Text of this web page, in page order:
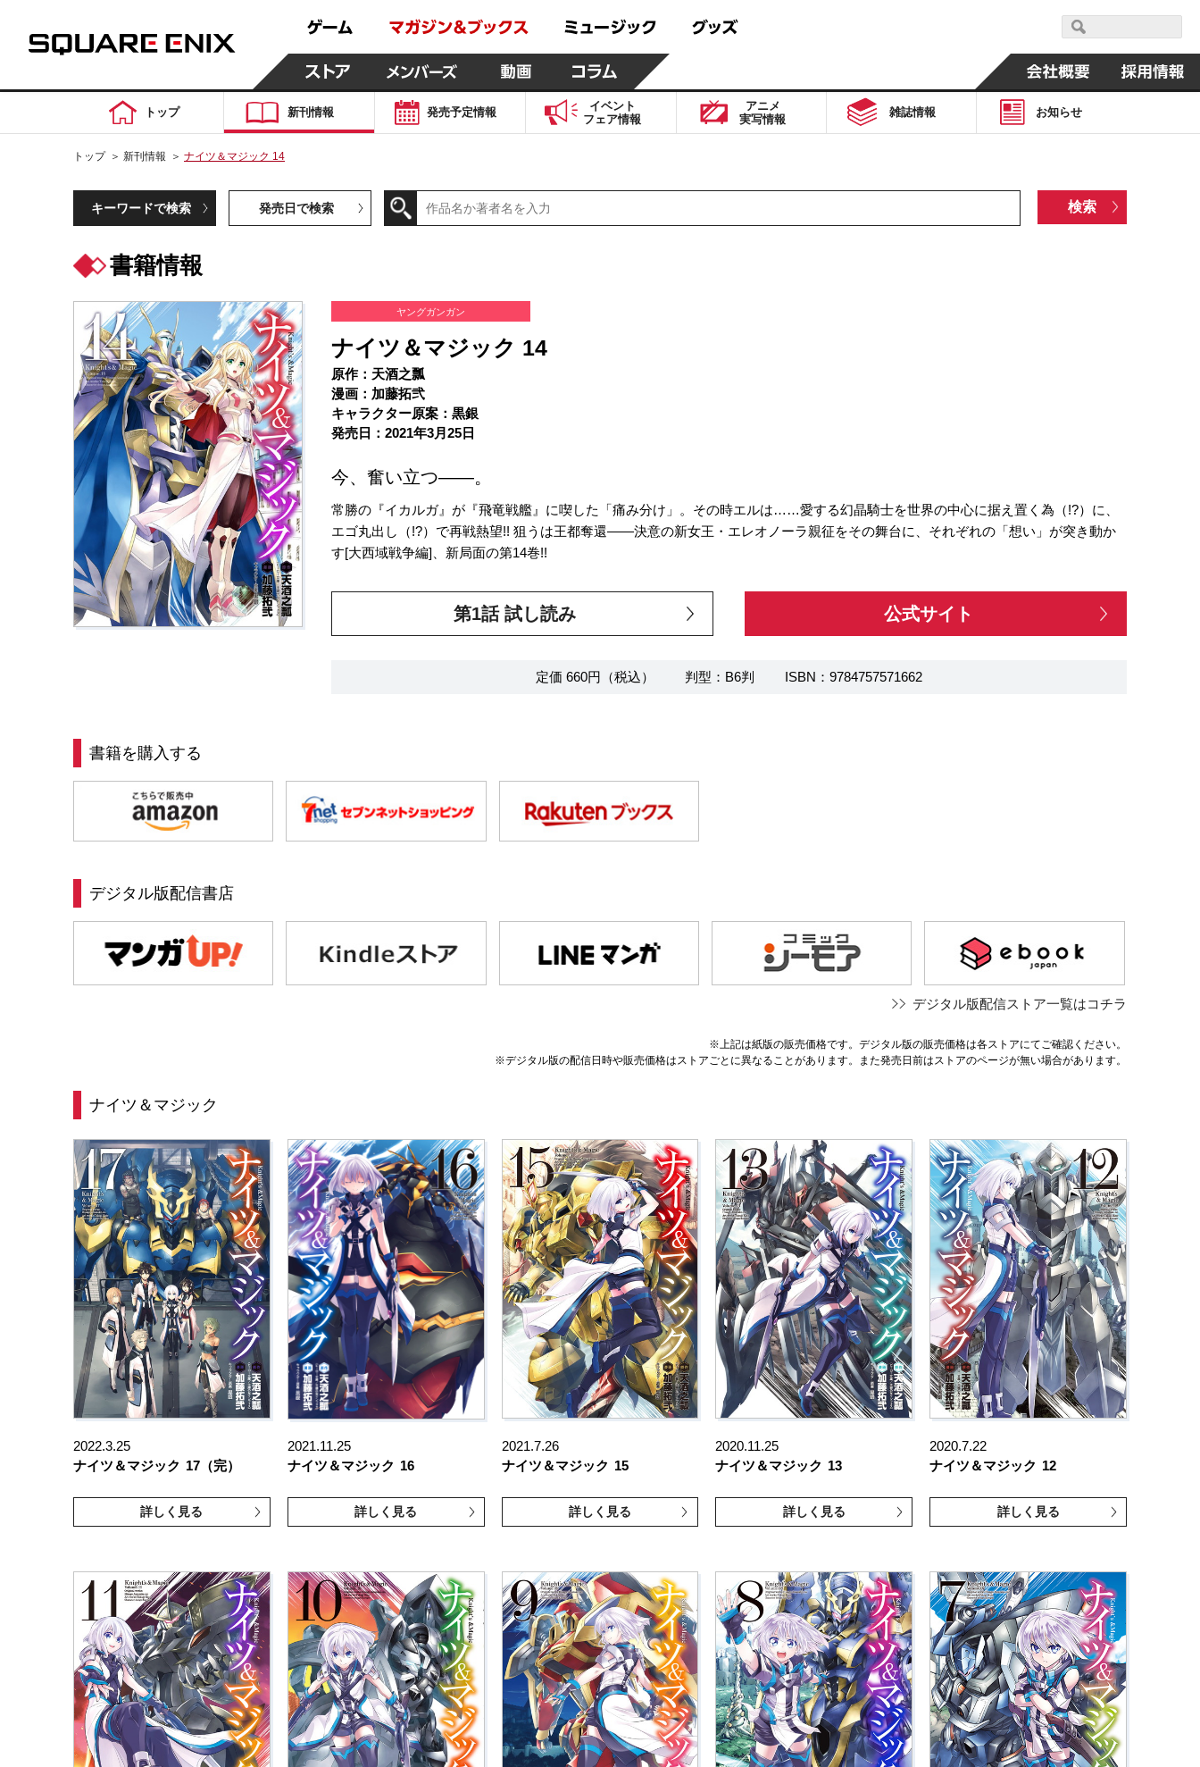
トップ 新刊情報 発売予定情報
イベント
フェア情報
アニメ
実写情報
雑誌情報 お知らせ
トップ ＞ 新刊情報 ＞ ナイツ＆マジック 14
キーワードで検索 発売日で検索
書籍情報
ヤングガンガン
ナイツ＆マジック 14
原作：天酒之瓢
漫画：加藤拓弐
キャラクター原案：黒銀
発売日：2021年3月25日
今、奮い立つ――。
常勝の『イカルガ』が『飛竜戦艦』に喫した「痛み分け」。その時エルは……愛する幻晶騎士を世界の中心に据え置く為（!?）に、
エゴ丸出し（!?）で再戦熱望!! 狙うは王都奪還――決意の新女王・エレオノーラ親征をその舞台に、それぞれの「想い」が突き動か
す[大西域戦争編]、新局面の第14巻!!
第1話 試し読み 公式サイト
定価 660円（税込） 判型：B6判 ISBN：9784757571662
書籍を購入する
デジタル版配信書店
デジタル版配信ストア一覧はコチラ
※上記は紙版の販売価格です。デジタル版の販売価格は各ストアにてご確認ください。
※デジタル版の配信日時や販売価格はストアごとに異なることがあります。また発売日前はストアのページが無い場合があります。
ナイツ＆マジック
2022.3.25
ナイツ＆マジック 17（完）
詳しく見る
2021.11.25
ナイツ＆マジック 16
詳しく見る
2021.7.26
ナイツ＆マジック 15
詳しく見る
2020.11.25
ナイツ＆マジック 13
詳しく見る
2020.7.22
ナイツ＆マジック 12
詳しく見る